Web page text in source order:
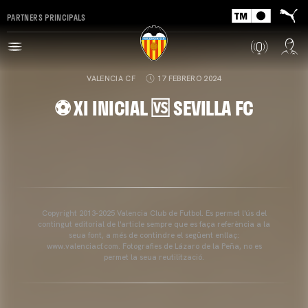
PARTNERS PRINCIPALS
VALENCIA CF 17 FEBRERO 2024
⚽ XI INICIAL 🆚 SEVILLA FC
Copyright 2013-2025 Valencia Club de Futbol. Es permet l'ús del
contingut editorial de l'article sempre que es faça referència a la
seua font, a més de contindre el següent enllaç:
www.valenciacf.com. Fotografies de Lázaro de la Peña, no es
permet la seua reutilització.